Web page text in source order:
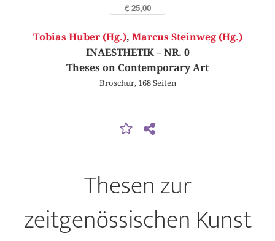
€ 25,00
Tobias Huber (Hg.), Marcus Steinweg (Hg.)
INAESTHETIK – NR. 0
Theses on Contemporary Art
Broschur, 168 Seiten
Thesen zur
zeitgenössischen Kunst